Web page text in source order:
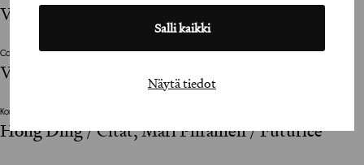
Salli kaikki
Näytä tiedot
Viikari / Futurice
Copywriter
Vesa Pakkanen
Konseptisuunnittelija / Concept Designer
Hong Ding / Citat, Mari Piirainen / Futurice